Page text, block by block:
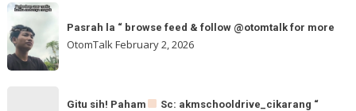
Pasrah
la
browse
Pasrah la “ browse feed & follow @otomtalk for more
OtomTalkFebruary 2, 2026
Gitu sih! Paham
Sc: akmschooldrive_cikarang “